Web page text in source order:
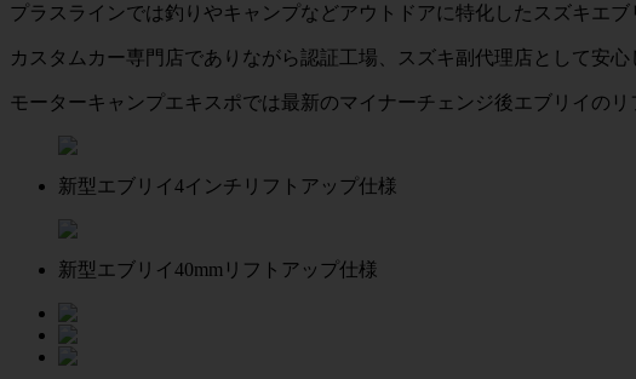
プラスラインでは釣りやキャンプなどアウトドアに特化したスズキエ
カスタムカー専門店でありながら認証工場、スズキ副代理店として安
モーターキャンプエキスポでは最新のマイナーチェンジ後エブリイの
新型エブリイ4インチリフトアップ仕様
新型エブリイ40mmリフトアップ仕様